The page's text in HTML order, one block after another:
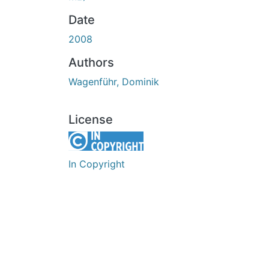
Date
2008
Authors
Wagenführ, Dominik
License
In Copyright